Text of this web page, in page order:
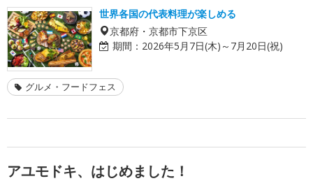
世界各国の代表料理が楽しめる
京都府・京都市下京区
期間： 2026年5月7日(木)～7月20日(祝)
グルメ・フードフェス
アユモドキ、はじめました！